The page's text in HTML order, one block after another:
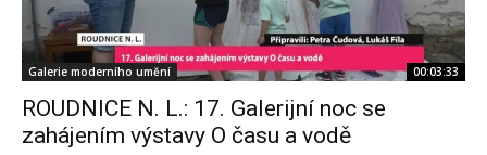
Galerie moderního umění 00:03:33
ROUDNICE N. L.: 17. Galerijní noc se
zahájením výstavy O času a vodě